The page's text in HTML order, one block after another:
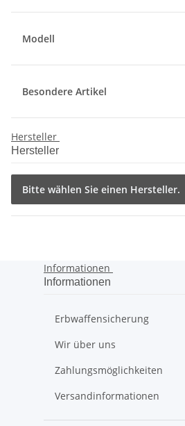
Modell
Besondere Artikel
Hersteller
Hersteller
Bitte wählen Sie einen Hersteller.
Informationen
Informationen
Erbwaffensicherung
Wir über uns
Zahlungsmöglichkeiten
Versandinformationen